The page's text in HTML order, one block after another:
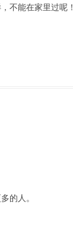
不能在家里过呢！
的人。